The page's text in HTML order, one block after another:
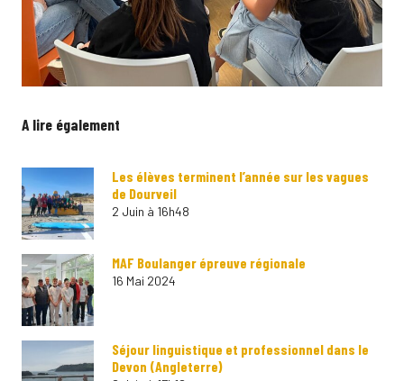
A lire également
Les élèves terminent l’année sur les vagues
de Dourveil
2 Juin à 16h48
MAF Boulanger épreuve régionale
16 Mai 2024
Séjour linguistique et professionnel dans le
Devon (Angleterre)